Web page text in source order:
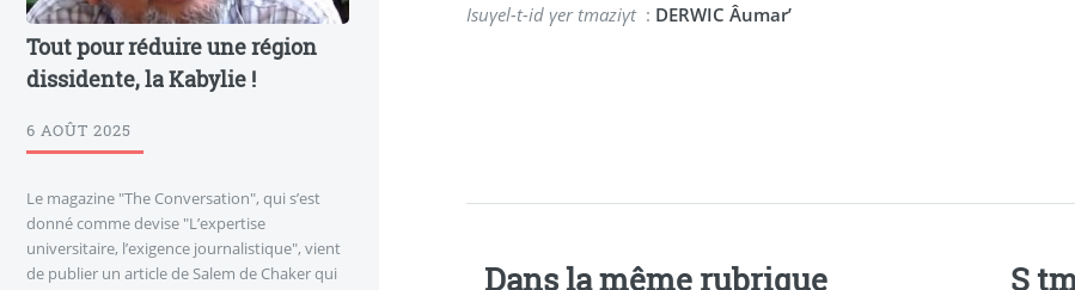
Isuγel-t-id γer tmaziγt : DERWIC Âumar’
Dans la même rubrique S
Tout pour réduire une région
dissidente, la Kabylie !
6 AOÛT 2025
Le magazine "The Conversation", qui s’est
donné comme devise "L’expertise
universitaire, l’exigence journalistique", vient
de publier un article de Salem de Chaker qui